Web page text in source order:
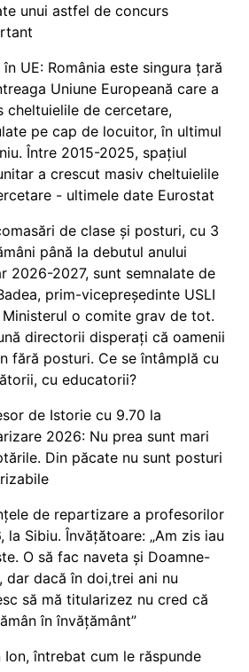
unui astfel de concurs
în UE: România este singura țară
Uniune Europeană care a
cheltuielile de cercetare,
pe cap de locuitor, în ultimul
Între 2015-2025, spațiul
a crescut masiv cheltuielile
- ultimele date Eurostat
de clase și posturi, cu 3
până la debutul anului
2026-2027, sunt semnalate de
prim-vicepreședinte USLI
Ministerul o comite grav de tot.
directorii disperați că oamenii
fără posturi. Ce se întâmplă cu
cu educatorii?
de Istorie cu 9.70 la
2026: Nu prea sunt mari
Din păcate nu sunt posturi
de repartizare a profesorilor
la Sibiu. Învățătoare: „Am zis iau
O să fac naveta și Doamne-
dar dacă în doi,trei ani nu
să mă titularizez nu cred că
în învățământ”
Ion, întrebat cum le răspunde